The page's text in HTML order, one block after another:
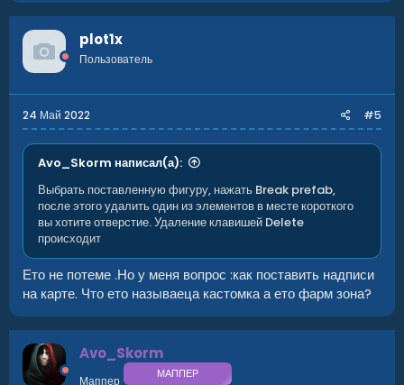
plot1x
Пользователь
24 Май 2022 #5
Avo_Skorm написал(а):
Выбрать поставленную фигуру, нажать Break prefab,
после этого удалить один из элементов в месте короткого
вы хотите отверстие. Удаление клавишей Delete
происходит
Ето не потеме .Но у меня вопрос :как поставить надписи
на карте. Что ето называеца кастомка а ето фарм зона?
Avo_Skorm
Маппер МАППЕР